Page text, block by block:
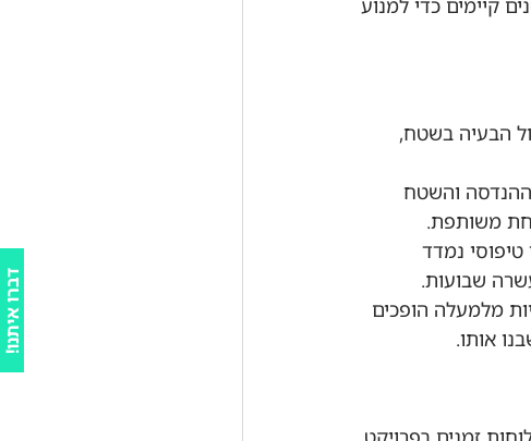
!
ד
ב
ר
ו
א
י
ת
נ
ו
קיימים כדי למנוע
הבעיה בשטח,
והשטח
משותפת.
נמדד
שבועות.
מלמעלה הופכים
אותו.